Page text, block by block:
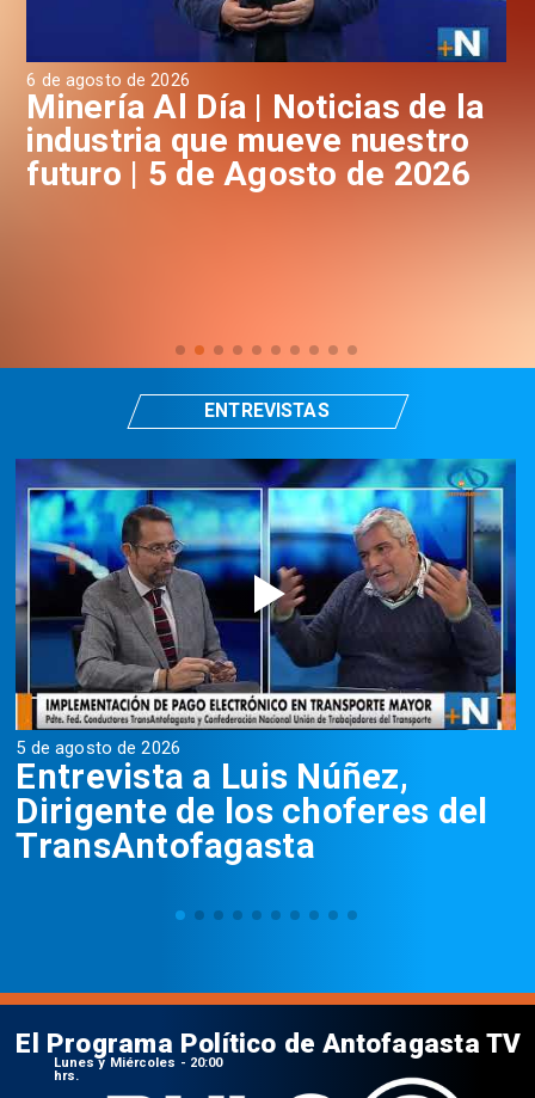
6 de agosto de 2026
Minería Al Día | Noticias de la
industria que mueve nuestro
futuro | 5 de Agosto de 2026
5 de agosto de 2026
Entrevista a Luis Núñez,
Dirigente de los choferes del
TransAntofagasta
ENTREVISTAS
El Programa Político de Antofagasta TV
Lunes y Miércoles - 20:00
hrs.